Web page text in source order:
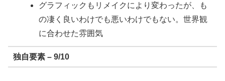
グラフィックもリメイクにより変わったが、も
の凄く良いわけでも悪いわけでもない。世界観
に合わせた雰囲気
独自要素 – 9/10